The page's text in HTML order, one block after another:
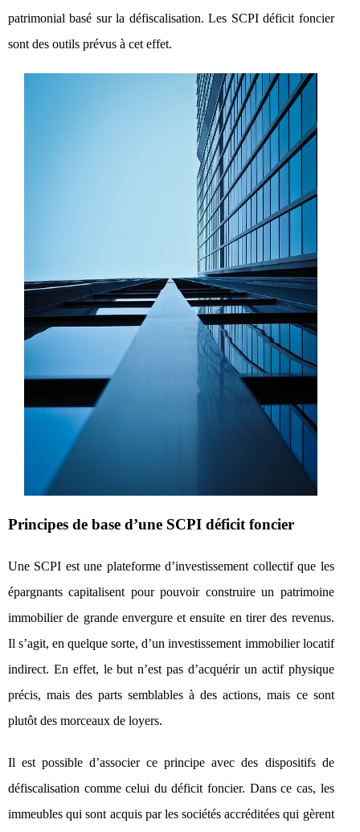
patrimonial basé sur la défiscalisation. Les SCPI déficit foncier
sont des outils prévus à cet effet.
Principes de base d’une SCPI déficit foncier
Une SCPI est une plateforme d’investissement collectif que les
épargnants capitalisent pour pouvoir construire un patrimoine
immobilier de grande envergure et ensuite en tirer des revenus.
Il s’agit, en quelque sorte, d’un investissement immobilier locatif
indirect. En effet, le but n’est pas d’acquérir un actif physique
précis, mais des parts semblables à des actions, mais ce sont
plutôt des morceaux de loyers.
Il est possible d’associer ce principe avec des dispositifs de
défiscalisation comme celui du déficit foncier. Dans ce cas, les
immeubles qui sont acquis par les sociétés accréditées qui gèrent